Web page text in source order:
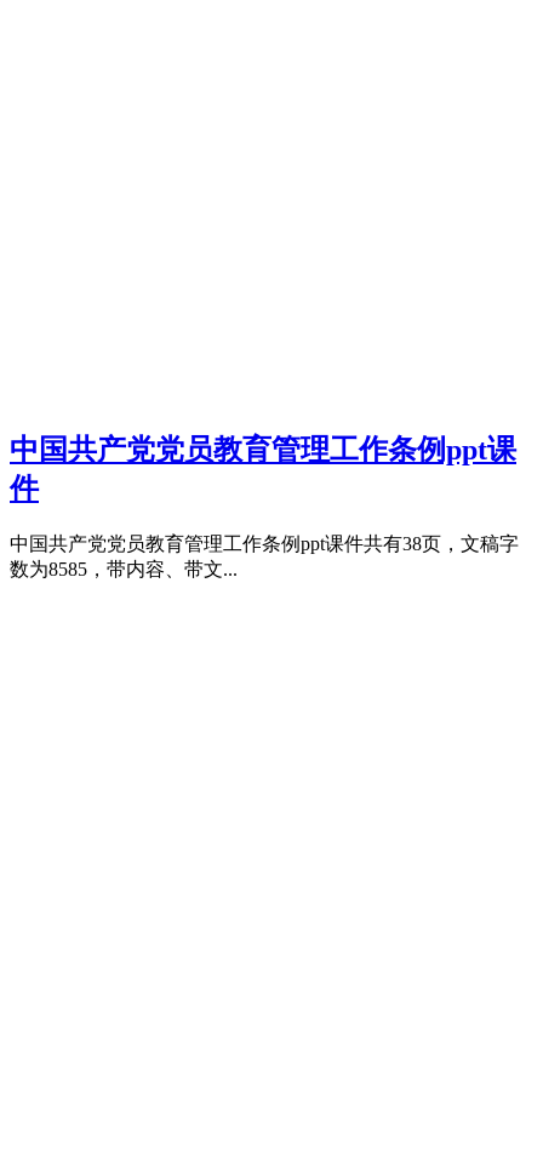
中国共产党党员教育管理工作条例ppt课
件
中国共产党党员教育管理工作条例ppt课件共有38页，文稿字
数为8585，带内容、带文...